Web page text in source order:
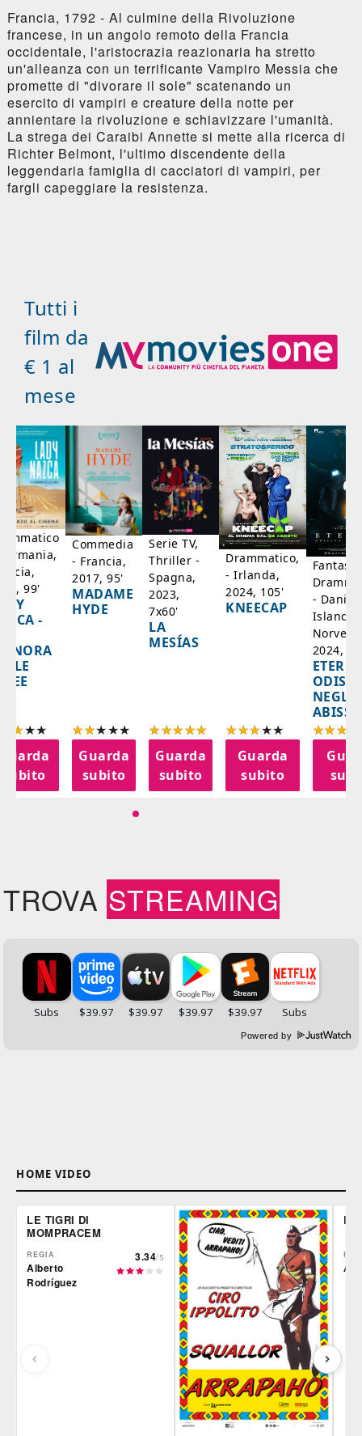
Francia, 1792 - Al culmine della Rivoluzione
francese, in un angolo remoto della Francia
occidentale, l'aristocrazia reazionaria ha stretto
un'alleanza con un terrificante Vampiro Messia che
promette di "divorare il sole" scatenando un
esercito di vampiri e creature della notte per
annientare la rivoluzione e schiavizzare l'umanità.
La strega dei Caraibi Annette si mette alla ricerca di
Richter Belmont, l'ultimo discendente della
leggendaria famiglia di cacciatori di vampiri, per
fargli capeggiare la resistenza.
Tutti i
film da
€ 1 al
mese
99'
-
subito
Commedia
- Francia,
2017, 95'
MADAME
HYDE
Guarda
subito
Serie TV,
Thriller -
Spagna,
2023,
7x60'
LA
MESÍAS
Guarda
subito
Drammatico,
- Irlanda,
2024, 105'
KNEECAP
Guarda
subito
-
Islanda,
2024,
NEGLI
ABISSI
TROVA STREAMING
Powered by
HOME VIDEO
LE TIGRI DI
MOMPRACEM
REGIA
Alberto
Rodríguez
3.34/5